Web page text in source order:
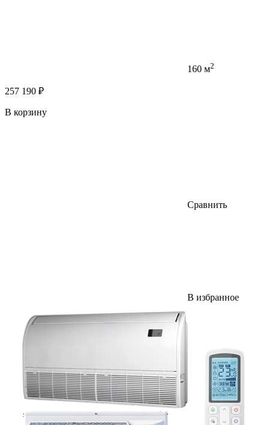
160 м2
257 190 ₽
В корзину
Сравнить
В избранное